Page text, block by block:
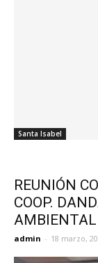
Santa Isabel
REUNIÓN
COOP.
AMBIENTAL
admin - 18 marzo,